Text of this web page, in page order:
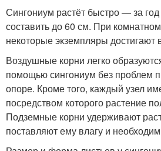
Сингониум растёт быстро — за
составить до 60 см. При
некоторые экземпляры достигают
Воздушные корни легко
помощью сингониум без проблем
опоре. Кроме того, каждый узел
посредством которого растение
Подземные корни удерживают
поставляют ему влагу и